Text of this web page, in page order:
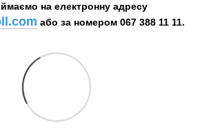
на електронну адресу
або за номером 067 388 11 11.